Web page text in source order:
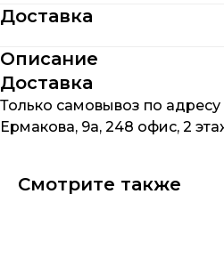
Доставка
Описание
Доставка
Только самовывоз по адресу
Ермакова, 9а, 248 офис, 2
Смотрите также